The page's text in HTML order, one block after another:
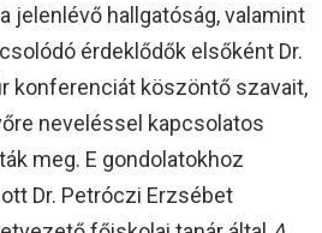
jelenlévő hallgatóság, valamint
érdeklődők elsőként Dr.
konferenciát köszöntő szavait,
neveléssel kapcsolatos
meg. E gondolatokhoz
Dr. Petróczi Erzsébet